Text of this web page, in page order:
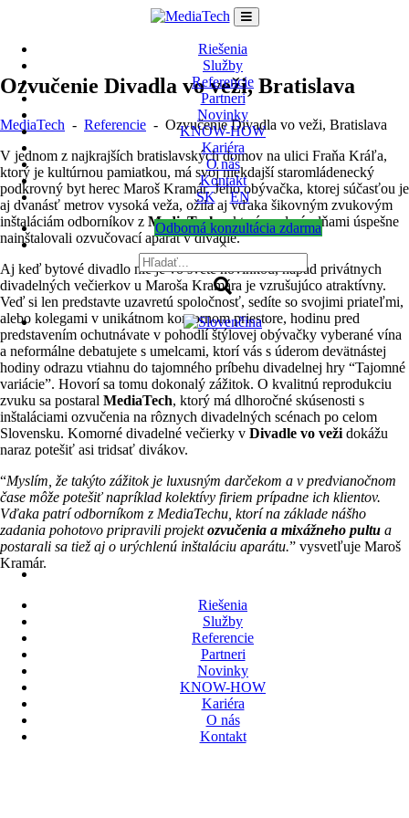
Riešenia
Služby
Referencie
Partneri
Novinky
KNOW-HOW
Kariéra
O nás
Kontakt
SK
EN
Odborná konzultácia zdarma
×
Riešenia
Služby
Referencie
Partneri
Novinky
KNOW-HOW
Kariéra
O nás
Kontakt
Ozvučenie Divadla vo veži, Bratislava
MediaTech - Referencie - Ozvučenie Divadla vo veži, Bratislava
V jednom z najkrajších bratislavských domov na ulici Fraňa Kráľa,
ktorý je kultúrnou pamiatkou, má svoj niekdajší staromládenecký
podkrovný byt herec Maroš Kramár. Jeho obývačka, ktorej súčasťou je
aj dvanásť metrov vysoká veža, ožila aj vďaka šikovným zvukovým
inštaláciám odborníkov z MediaTechu, ktorí pred pár dňami úspešne
nainštalovali ozvučovací aparát v divadle.
Aj keď bytové divadlo nie je vo svete novinkou, nápad privátnych
divadelných večierkov u Maroša Kramára je vzrušujúco atraktívny.
Veď si len predstavte uzavretú spoločnosť, sedíte so svojimi priateľmi,
alebo kolegami v unikátnom komornom priestore, hodinu pred
predstavením ochutnávate v pohodlí štýlovej obývačky vyberané vína
a neformálne debatujete s umelcami, ktorí vás s úderom devätnástej
hodiny odrazu vtiahnu do tajomného príbehu divadelnej hry “Tajomné
variácie”. Hovorí sa tomu dokonalý zážitok. O kvalitnú reprodukciu
zvuku sa postaral MediaTech, ktorý má dlhoročné skúsenosti s
inštaláciami ozvučenia na rôznych divadelných scénach po celom
Slovensku. Komorné divadelné večierky v Divadle vo veži dokážu
naraz potešiť asi tridsať divákov.
“Myslím, že takýto zážitok je luxusným darčekom a v predvianočnom
čase môže potešiť napríklad kolektívy firiem prípadne ich klientov.
Vďaka patrí odborníkom z MediaTechu, ktorí na základe nášho
zadania pohotovo pripravili projektozvučenia a mixážneho pultu a
postarali sa tiež aj o urýchlenú inštaláciu aparátu.” vysvetľuje Maroš
Kramár.